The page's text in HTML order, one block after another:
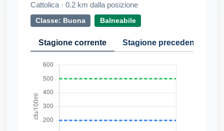
Cattolica · 0.2 km dalla posizione
Classe: Buona Balneabile
Stagione corrente Stagione precedente